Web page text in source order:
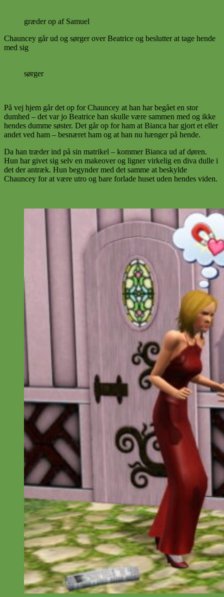
græder op af Samuel
Chauncey går ud og sørger over Beatrice og beslutter at tage hende
med sig
sørger
På vej hjem går det op for Chauncey at han har begået en stor
dumhed – det var jo Beatrice han skulle være sammen med og ikke
hendes dumme søster. Det går op for ham at Bianca har gjort et eller
andet ved ham – besnæret ham og at han nu hænger på hende.
Da han træder ind på sin matrikel – kommer Bianca ud af døren.
Hun har givet sig selv en makeover og ligner virkelig en diva dulle i
det der antræk. Hun begynder med det samme at beskylde
Chauncey for at være utro og bare forlade huset uden hendes viden.